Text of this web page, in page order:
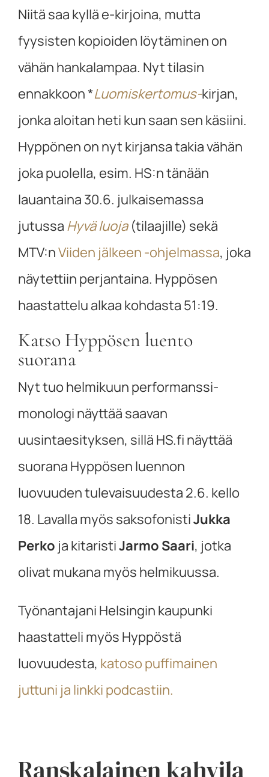
Niitä saa kyllä e-kirjoina, mutta
fyysisten kopioiden löytäminen on
vähän hankalampaa. Nyt tilasin
ennakkoon *Luomiskertomus-kirjan,
jonka aloitan heti kun saan sen käsiini.
Hyppönen on nyt kirjansa takia vähän
joka puolella, esim. HS:n tänään
lauantaina 30.6. julkaisemassa
jutussa Hyvä luoja(tilaajille) sekä
MTV:nViiden jälkeen -ohjelmassa, joka
näytettiin perjantaina. Hyppösen
haastattelu alkaa kohdasta 51:19.
Katso Hyppösen luento
suorana
Nyt tuo helmikuun performanssi-
monologi näyttää saavan
uusintaesityksen, sillä HS.fi näyttää
suorana Hyppösen luennon
luovuuden tulevaisuudesta 2.6. kello
18. Lavalla myös saksofonistiJukka
Perko ja kitaristiJarmo Saari, jotka
olivat mukana myös helmikuussa.
Työnantajani Helsingin kaupunki
haastatteli myös Hyppöstä
luovuudesta, katoso puffimainen
juttuni ja linkki podcastiin.
Ranskalainen kahvila